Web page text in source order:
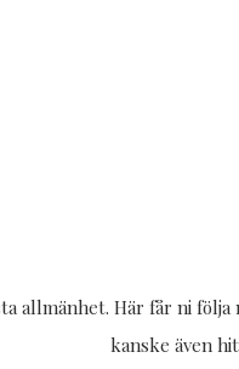
Här får ni
kanske även